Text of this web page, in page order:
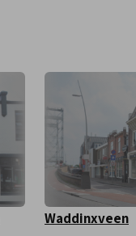
Waddinxveen